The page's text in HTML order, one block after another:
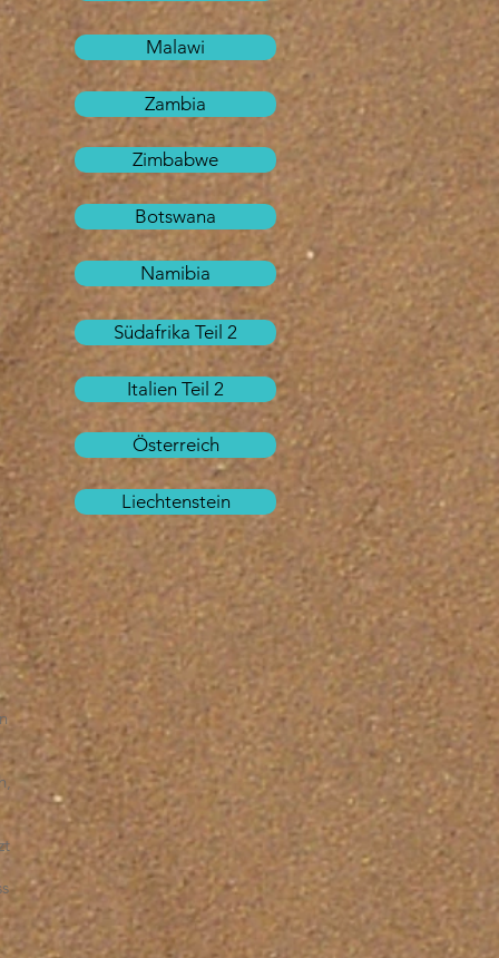
Malawi
Zambia
Zimbabwe
Botswana
Namibia
Südafrika Teil 2
Italien Teil 2
Österreich
Liechtenstein